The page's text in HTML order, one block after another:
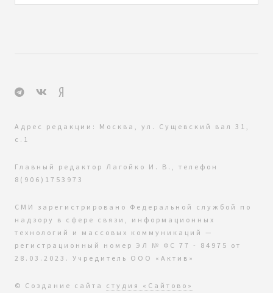
Адрес редакции: Москва, ул. Сущевский вал 31,
с.1
Главный редактор Лагойко И. В., телефон
8(906)1753973
СМИ зарегистрировано Федеральной службой по
надзору в сфере связи, информационных
технологий и массовых коммуникаций —
регистрационный номер ЭЛ № ФС 77 - 84975 от
28.03.2023. Учредитель ООО «Актив»
© Создание сайта студия «Сайтово»